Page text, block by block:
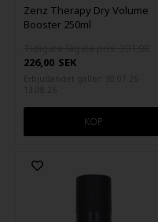
Zenz Therapy Dry Volume
Booster 250ml
226,00 SEK